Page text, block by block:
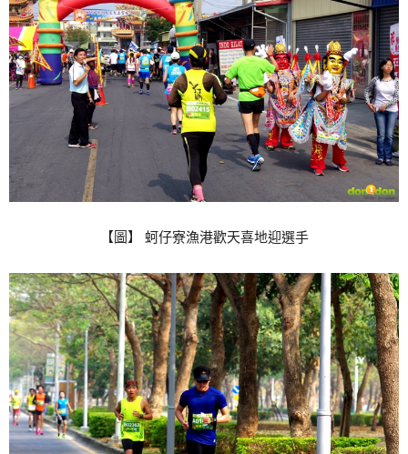
【圖】 蚵仔寮漁港歡天喜地迎選手